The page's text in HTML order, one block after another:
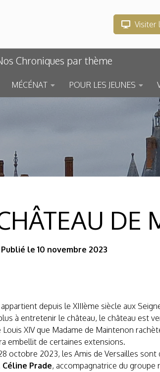
Visiter
Chroniques par thème
MÉCÉNAT POUR LES JEUNES
DE
Publié le 10 novembre 2023
depuis le XIIIème siècle aux
à entretenir le château, le château est
Louis XIV que Madame de Maintenon
embellit de certaines extensions.
octobre 2023, les Amis de Versailles
Céline Prade, accompagnatrice du groupe